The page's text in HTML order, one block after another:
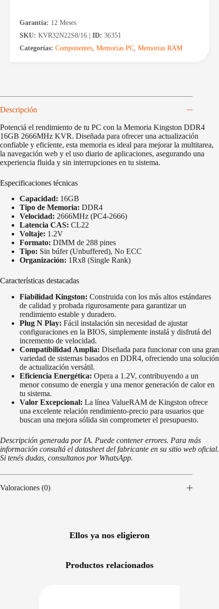
Garantía: 12 Meses
SKU: KVR32N22S8/16 | ID: 36351
Categorías: Componentes Memorias PC Memorias RAM
Descripción
Potenciá el rendimiento de tu PC con la Memoria Kingston DDR4
16GB 2666MHz KVR. Diseñada para ofrecer una actualización
confiable y eficiente, esta memoria es ideal para mejorar la multitarea,
la navegación web y el uso diario de aplicaciones, asegurando una
experiencia fluida y sin interrupciones en tu sistema.
Especificaciones técnicas
Capacidad: 16GB
Tipo de Memoria: DDR4
Velocidad: 2666MHz (PC4-2666)
Latencia CAS: CL22
Voltaje: 1.2V
Formato: DIMM de 288 pines
Tipo: Sin búfer (Unbuffered), No ECC
Organización: 1Rx8 (Single Rank)
Características destacadas
Fiabilidad Kingston: Construida con los más altos estándares
de calidad y probada rigurosamente para garantizar un
rendimiento estable y duradero.
Plug N Play: Fácil instalación sin necesidad de ajustar
configuraciones en la BIOS, simplemente instalá y disfrutá del
incremento de velocidad.
Compatibilidad Amplia: Diseñada para funcionar con una gran
variedad de sistemas basados en DDR4, ofreciendo una solución
de actualización versátil.
Eficiencia Energética: Opera a 1.2V, contribuyendo a un
menor consumo de energía y una menor generación de calor en
tu sistema.
Valor Excepcional: La línea ValueRAM de Kingston ofrece
una excelente relación rendimiento-precio para usuarios que
buscan una mejora sólida sin comprometer el presupuesto.
Descripción generada por IA. Puede contener errores. Para más
información consultá el datasheet del fabricante en su sitio web oficial.
Si tenés dudas, consultanos por WhatsApp.
Valoraciones (0)
Ellos ya nos eligieron
Productos relacionados